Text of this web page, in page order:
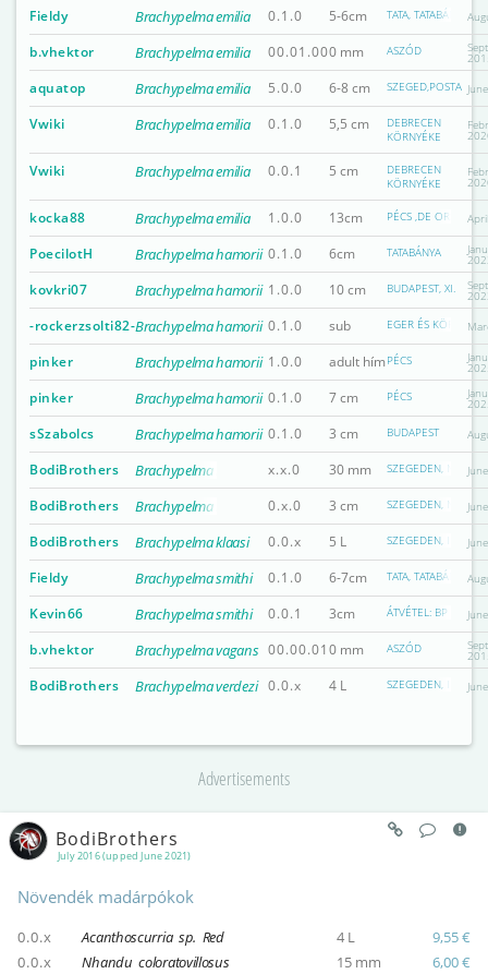
Fieldy Brachypelma emilia 0.1.0 5-6cm TATA, TATABÁNYA,
b.vhektor Brachypelma emilia 00.01.000 mm ASZÓD
aquatop Brachypelma emilia 5.0.0 6-8 cm SZEGED,POSTA
Vwiki Brachypelma emilia 0.1.0 5,5 cm
DEBRECEN
KÖRNYÉKE
Vwiki Brachypelma emilia 0.0.1 5 cm
DEBRECEN
KÖRNYÉKE
kocka88 Brachypelma emilia 1.0.0 13cm PÉCS ,DE
PoecilotH Brachypelma hamorii 0.1.0 6cm TATABÁNYA
kovkri07 Brachypelma hamorii 1.0.0 10 cm BUDAPEST, XI.
-rockerzsolti82-Brachypelma hamorii 0.1.0 sub EGER ÉS
pinker Brachypelma hamorii 1.0.0 adult hímPÉCS
pinker Brachypelma hamorii 0.1.0 7 cm PÉCS
sSzabolcs Brachypelma hamorii 0.1.0 3 cm BUDAPEST
BodiBrothers Brachypelma kahlenbergix.x.0 30 mm SZEGEDEN, NÉHA
BodiBrothers Brachypelma kahlenbergi0.x.0 3 cm SZEGEDEN, NÉHA
BodiBrothers Brachypelma klaasi 0.0.x 5 L SZEGEDEN,
Fieldy Brachypelma smithi 0.1.0 6-7cm TATA, TATABÁNYA,
Kevin66 Brachypelma smithi 0.0.1 3cm ÁTVÉTEL: BP
b.vhektor Brachypelma vagans 00.00.010 mm ASZÓD
BodiBrothers Brachypelma verdezi 0.0.x 4 L SZEGEDEN,
Advertisements
July 2016 (upped June 2021)
BodiBrothers
Növendék madárpókok
0.0.x Acanthoscurria sp. Red 4 L
9,55 €
0.0.x
Nhandu coloratovillosus 15 mm
6,00 €